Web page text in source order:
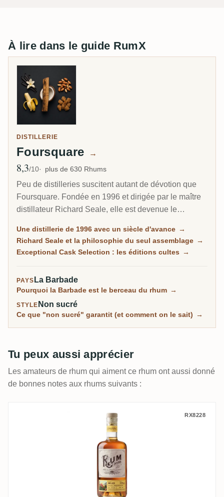
À lire dans le guide RumX
DISTILLERIE
Foursquare →
Note moyenne
8,3/10 plus de 630 Rhums
Peu de distilleries suscitent autant de dévotion que
Foursquare. Fondée en 1996 et dirigée par le maître
distillateur Richard Seale, elle est devenue le
collectionné de l'ère moderne. Ses embouteillages
bruts de fût Exceptional Cask Selection s'épuisent en
Une distillerie de 1996 avec un siècle d'avance →
Richard Seale et la philosophie du seul assemblage →
Exceptional Cask Selection : les éditions cultes →
PAYS La Barbade
Pourquoi la Barbade est le berceau du rhum →
STYLE Non sucré
Ce que "non sucré" garantit (et comment on le sait) →
Tu peux aussi apprécier
Les amateurs de rhum qui aiment ce rhum ont aussi donné
de bonnes notes aux rhums suivants :
Château du Breuil Travellers Rum RX8228